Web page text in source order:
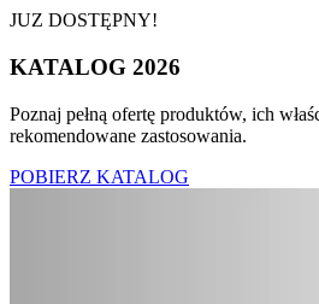
JUZ DOSTĘPNY!
KATALOG 2026
Poznaj pełną ofertę produktów, ich
rekomendowane zastosowania.
POBIERZ KATALOG